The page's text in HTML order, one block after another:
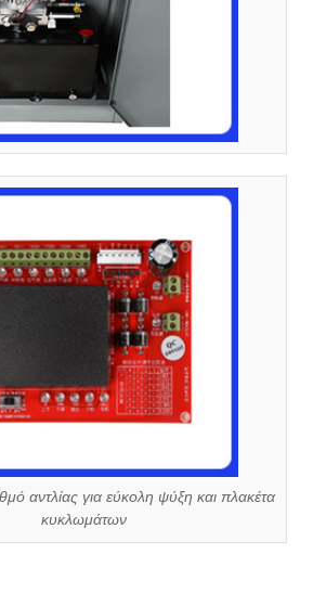
αντλίας για εύκολη ψύξη και πλακέτα
κυκλωμάτων